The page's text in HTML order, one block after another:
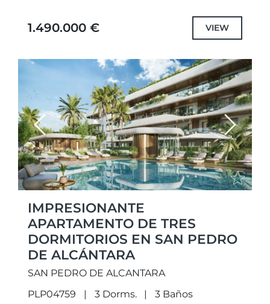
una impresionante...
1.490.000 € VIEW
Previous Next
IMPRESIONANTE
APARTAMENTO DE TRES
DORMITORIOS EN SAN PEDRO
DE ALCÁNTARA
SAN PEDRO DE ALCANTARA
PLP04759
3 Dorms. 3 Baños